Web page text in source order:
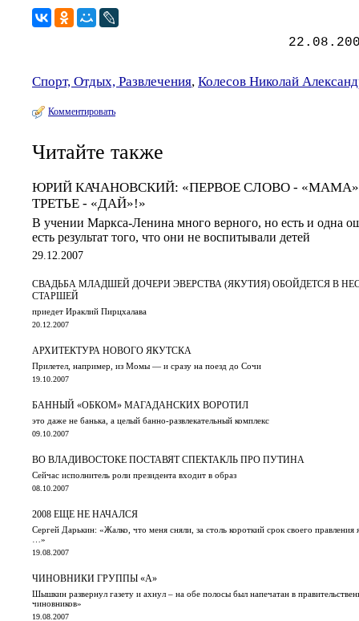
Спорт, Отдых, Развлечения, Колесов Николай
Комментировать
Читайте также
ЮРИЙ КАЧАНОВСКИЙ: «ПЕРВОЕ СЛОВО -
ТРЕТЬЕ - «ДАЙ»!»
В учении Маркса-Ленина много верного, но есть и одна
есть результат того, что они не воспитывали детей
29.12.2007
СВАДЬБА МЛАДШЕЙ ДОЧЕРИ ЭВЕРСТВА (ЯКУТИЯ) ОБОЙДЕТСЯ В
СТАРШЕЙ
приедет Ираклий Пирцхалава
20.12.2007
АРХИТЕКТУРА НОВОГО ЯКУТСКА
Прилетел, например, из Момы — и сразу на поезд до Сочи
19.10.2007
БАННЫЙ «ОБКОМ» МАГАДАНСКИХ ВОРОТИЛ
это даже не банька, а целый банно-развлекательный комплекс
09.10.2007
ВО ВЛАДИВОСТОКЕ ПОСТАВЯТ СПЕКТАКЛЬ ПРО ПУТИНА
Сейчас исполнитель роли президента входит в образ
08.10.2007
2008 ЕЩЕ НЕ НАЧАЛСЯ
Сергей Дарькин: «Жалко, что меня сняли, за столь короткий срок своего
…»
19.08.2007
ЧИНОВНИКИ ГРУППЫ «А»
Шышкин развернул газету и ахнул – на обе полосы был напечатан в
чиновников»
19.08.2007